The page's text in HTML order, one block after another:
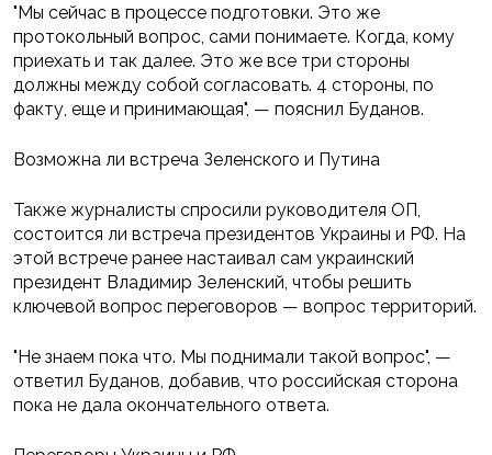
"Мы сейчас в процессе подготовки. Это же
протокольный вопрос, сами понимаете. Когда, кому
приехать и так далее. Это же все три стороны
должны между собой согласовать. 4 стороны, по
факту, еще и принимающая", — пояснил Буданов.
Возможна ли встреча Зеленского и Путина
Также журналисты спросили руководителя ОП,
состоится ли встреча президентов Украины и РФ. На
этой встрече ранее настаивал сам украинский
президент Владимир Зеленский, чтобы решить
ключевой вопрос переговоров — вопрос территорий.
"Не знаем пока что. Мы поднимали такой вопрос", —
ответил Буданов, добавив, что российская сторона
пока не дала окончательного ответа.